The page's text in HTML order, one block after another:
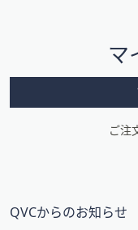
ン
マ
ご注
QVCからのお知らせ